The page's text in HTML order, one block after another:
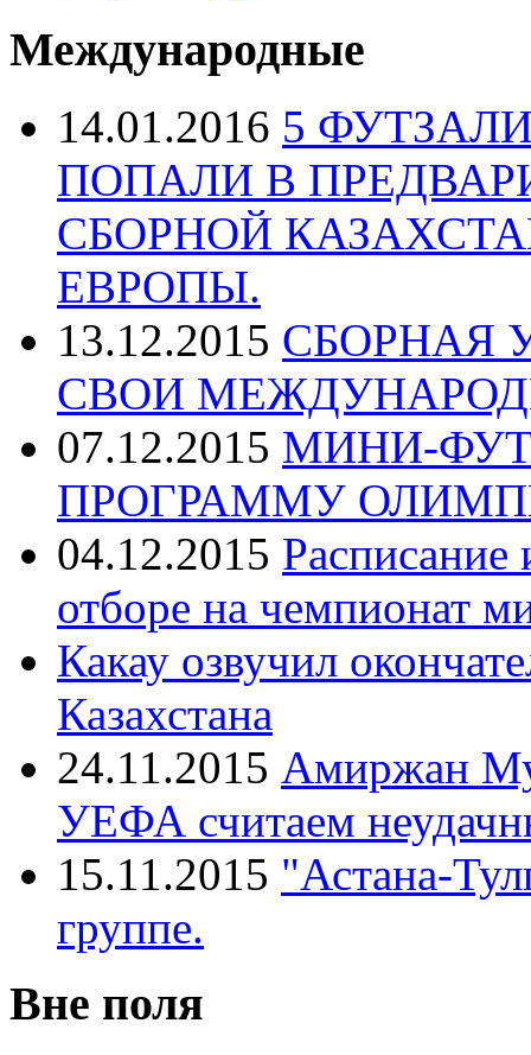
Международные
14.01.2016 5
ПОПАЛИ В
СБОРНОЙ
ЕВРОПЫ.
13.12.2015 СБОРНАЯ
СВОИ
07.12.2015 МИНИ-
ПРОГРАММУ
04.12.2015 Расписание
отборе на чемпионат
Какау озвучил
Казахстана
24.11.2015 Амиржан
УЕФА считаем
15.11.2015 "Астана-
группе.
Вне поля